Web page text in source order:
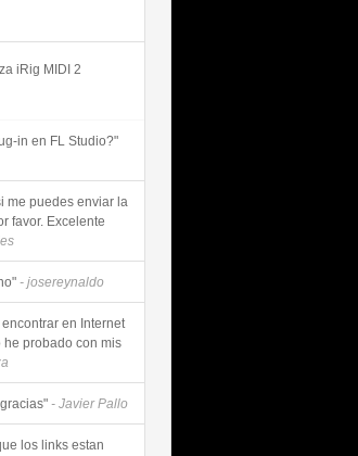
iRig MIDI 2
in en FL Studio?"
me puedes enviar la
favor. Excelente
- josereynaldo
en Internet
he probado con mis
- Javier Pallo
los links estan